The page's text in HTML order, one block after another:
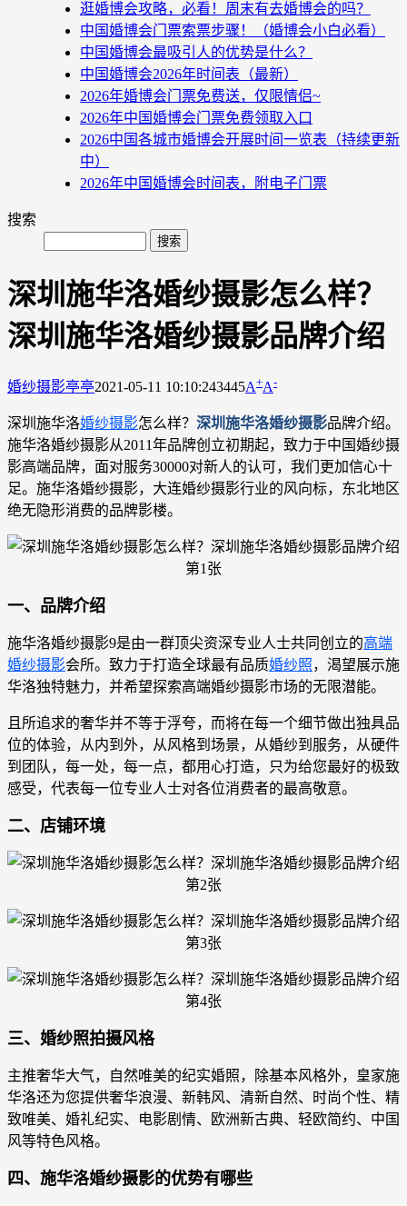
逛婚博会攻略，必看！周末有去婚博会的吗？
中国婚博会门票索票步骤！（婚博会小白必看）
中国婚博会最吸引人的优势是什么？
中国婚博会2026年时间表（最新）
2026年婚博会门票免费送，仅限情侣~
2026年中国婚博会门票免费领取入口
2026中国各城市婚博会开展时间一览表（持续更新
中）
2026年中国婚博会时间表，附电子门票
搜索
深圳施华洛婚纱摄影怎么样？
深圳施华洛婚纱摄影品牌介绍
婚纱摄影亭亭2021-05-11 10:10:243445A+A-
深圳施华洛婚纱摄影怎么样？ 深圳施华洛婚纱摄影品牌介绍。
施华洛婚纱摄影从2011年品牌创立初期起，致力于中国婚纱摄
影高端品牌，面对服务30000对新人的认可，我们更加信心十
足。施华洛婚纱摄影，大连婚纱摄影行业的风向标，东北地区
绝无隐形消费的品牌影楼。
一、品牌介绍
施华洛婚纱摄影9是由一群顶尖资深专业人士共同创立的高端
婚纱摄影会所。致力于打造全球最有品质婚纱照，渴望展示施
华洛独特魅力，并希望探索高端婚纱摄影市场的无限潜能。
且所追求的奢华并不等于浮夸，而将在每一个细节做出独具品
位的体验，从内到外，从风格到场景，从婚纱到服务，从硬件
到团队，每一处，每一点，都用心打造，只为给您最好的极致
感受，代表每一位专业人士对各位消费者的最高敬意。
二、 店铺环境
三、婚纱照拍摄风格
主推奢华大气，自然唯美的纪实婚照，除基本风格外，皇家施
华洛还为您提供奢华浪漫、新韩风、清新自然、时尚个性、精
致唯美、婚礼纪实、电影剧情、欧洲新古典、轻欧简约、中国
风等特色风格。
四、施华洛婚纱摄影的优势有哪些